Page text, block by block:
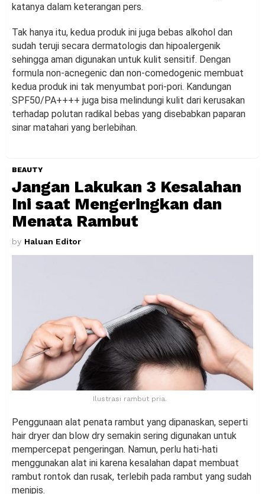
katanya dalam keterangan pers.
Tak hanya itu, kedua produk ini juga bebas alkohol dan
sudah teruji secara dermatologis dan hipoalergenik
sehingga aman digunakan untuk kulit sensitif. Dengan
formula non-acnegenic dan non-comedogenic membuat
kedua produk ini tak menyumbat pori-pori. Kandungan
SPF50/PA++++ juga bisa melindungi kulit dari kerusakan
terhadap polutan radikal bebas yang disebabkan paparan
sinar matahari yang berlebihan.
BEAUTY
Jangan Lakukan 3 Kesalahan
Ini saat Mengeringkan dan
Menata Rambut
by Haluan Editor
Ilustrasi rambut pria.
Penggunaan alat penata rambut yang dipanaskan, seperti
hair dryer dan blow dry semakin sering digunakan untuk
mempercepat pengeringan. Namun, perlu hati-hati
menggunakan alat ini karena kesalahan dapat membuat
rambut rontok dan rusak, terlebih pada rambut yang sudah
menipis.